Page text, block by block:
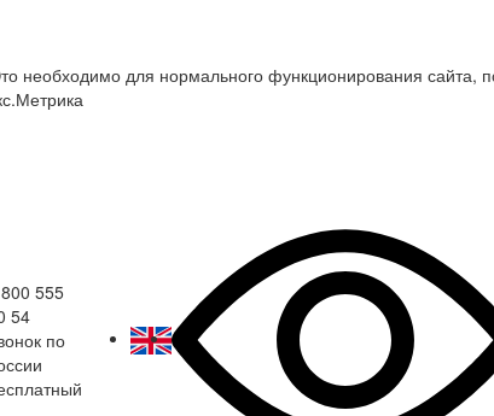
необходимо для нормального функционирования сайта,
555
54
по